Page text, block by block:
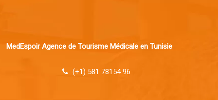
MedEspoir Agence de Tourisme Médicale en Tunisie
(+1) 581 78154 96